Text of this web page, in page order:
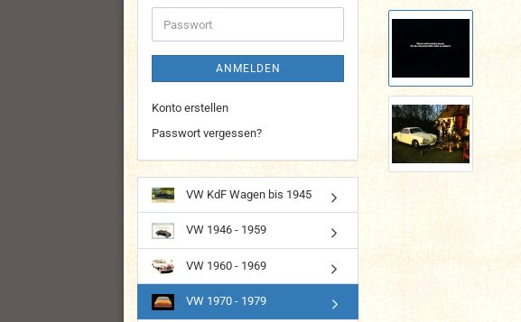
Adresse
Passwort
ANMELDEN
Konto erstellen
Passwort vergessen?
VW KdF Wagen bis 1945
VW 1946 - 1959
VW 1960 - 1969
VW 1970 - 1979